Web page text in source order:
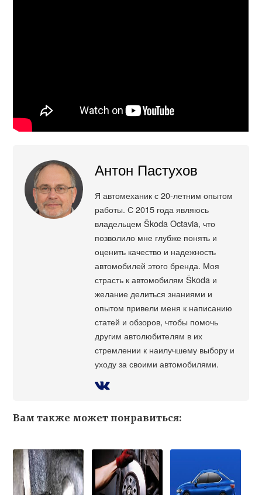
Антон Пастухов
Я автомеханик с 20-летним опытом
работы. С 2015 года являюсь
владельцем Škoda Octavia, что
позволило мне глубже понять и
оценить качество и надежность
автомобилей этого бренда. Моя
страсть к автомобилям Škoda и
желание делиться знаниями и
опытом привели меня к написанию
статей и обзоров, чтобы помочь
другим автолюбителям в их
стремлении к наилучшему выбору и
уходу за своими автомобилями.
Вам также может понравиться: